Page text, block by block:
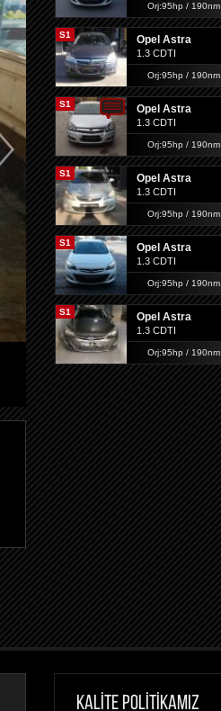
Orj:95hp / 190nm
S1 Opel Astra
1.3 CDTI
Orj:95hp / 190nm
S1 Opel Astra
1.3 CDTI
Orj:95hp / 190nm
S1 Opel Astra
1.3 CDTI
Orj:95hp / 190nm
S1 Opel Astra
1.3 CDTI
Orj:95hp / 190nm
S1 Opel Astra
1.3 CDTI
Orj:95hp / 190nm
KALİTE POLİTİKAMIZ